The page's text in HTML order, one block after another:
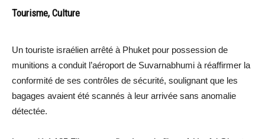
Tourisme, Culture
Un touriste israélien arrêté à Phuket pour possession de
munitions a conduit l’aéroport de Suvarnabhumi à réaffirmer la
conformité de ses contrôles de sécurité, soulignant que les
bagages avaient été scannés à leur arrivée sans anomalie
détectée.